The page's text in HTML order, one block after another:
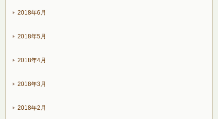
2018年6月
2018年5月
2018年4月
2018年3月
2018年2月